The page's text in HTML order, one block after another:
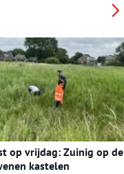
op vrijdag: Zuinig op de
kastelen